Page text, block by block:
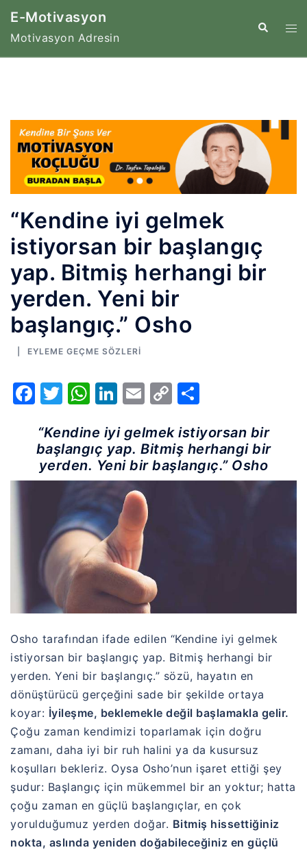
İçeriğe
E-Motivasyon
Motivasyon Adresin
Search
“Kendine iyi gelmek
istiyorsan bir başlangıç
yap. Bitmiş herhangi bir
yerden. Yeni bir
başlangıç.” Osho
EYLEME GEÇME SÖZLERI
Facebook
Twitter
WhatsApp
LinkedIn
Email
Copy
“Kendine iyi gelmek istiyorsan bir
başlangıç yap. Bitmiş herhangi bir
yerden. Yeni bir başlangıç.” Osho
Osho tarafından ifade edilen “Kendine iyi gelmek
istiyorsan bir başlangıç yap. Bitmiş herhangi bir
yerden. Yeni bir başlangıç.” sözü, hayatın en
dönüştürücü gerçeğini sade bir şekilde ortaya
koyar: İyileşme, beklemekle değil başlamakla gelir.
Çoğu zaman kendimizi toparlamak için doğru
zamanı, daha iyi bir ruh halini ya da kusursuz
koşulları bekleriz. Oysa Osho’nun işaret ettiği şey
şudur: Başlangıç için mükemmel bir an yoktur; hatta
çoğu zaman en güçlü başlangıçlar, en çok
yorulduğumuz yerden doğar. Bitmiş hissettiğiniz
nokta, aslında yeniden doğabileceğiniz en güçlü